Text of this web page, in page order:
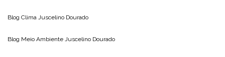
Blog Clima Juscelino Dourado
Blog Meio Ambiente Juscelino Dourado